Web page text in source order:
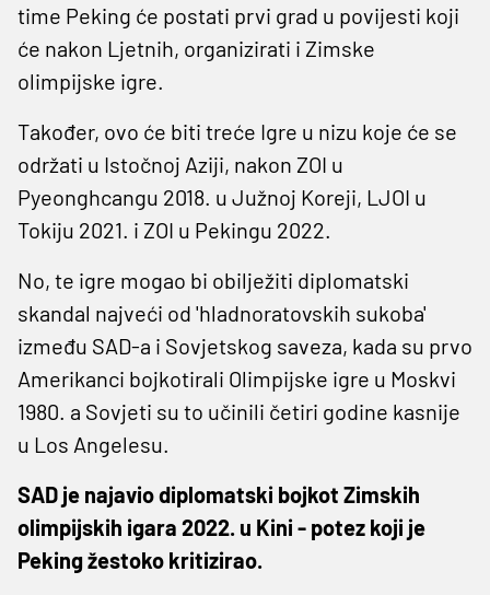
time Peking će postati prvi grad u povijesti koji
će nakon Ljetnih, organizirati i Zimske
olimpijske igre.
Također, ovo će biti treće Igre u nizu koje će se
održati u Istočnoj Aziji, nakon ZOI u
Pyeonghcangu 2018. u Južnoj Koreji, LJOI u
Tokiju 2021. i ZOI u Pekingu 2022.
No, te igre mogao bi obilježiti diplomatski
skandal najveći od 'hladnoratovskih sukoba'
između SAD-a i Sovjetskog saveza, kada su prvo
Amerikanci bojkotirali Olimpijske igre u Moskvi
1980. a Sovjeti su to učinili četiri godine kasnije
u Los Angelesu.
SAD je najavio diplomatski bojkot Zimskih
olimpijskih igara 2022. u Kini - potez koji je
Peking žestoko kritizirao.